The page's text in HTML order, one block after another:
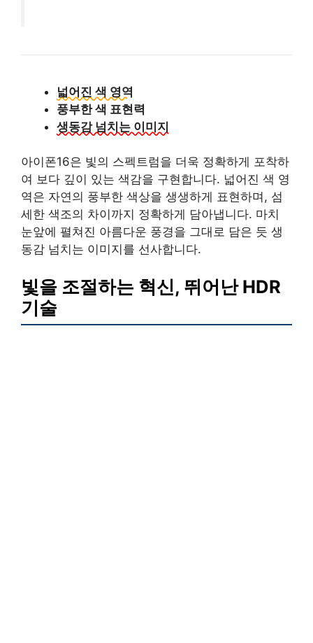
넓어진 색 영역
풍부한 색 표현력
생동감 넘치는 이미지
아이폰16은 빛의 스펙트럼을 더욱 정확하게 포착하
여 보다 깊이 있는 색감을 구현합니다. 넓어진 색 영
역은 자연의 풍부한 색상을 생생하게 표현하며, 섬
세한 색조의 차이까지 정확하게 담아냅니다. 마치
눈앞에 펼쳐진 아름다운 풍경을 그대로 담은 듯 생
동감 넘치는 이미지를 선사합니다.
빛을 조절하는 혁신, 뛰어난 HDR
기술